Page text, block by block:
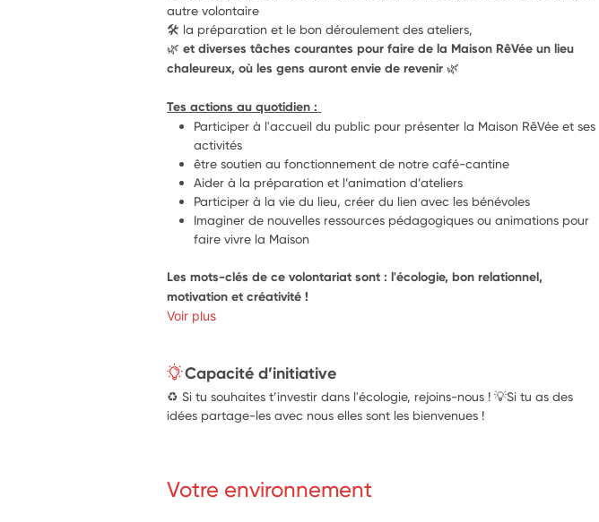
autre volontaire
🛠️ la préparation et le bon déroulement des ateliers,
🌿 et diverses tâches courantes pour faire de la Maison RêVée un lieu
chaleureux, où les gens auront envie de revenir 🌿
Participer à l'accueil du public pour présenter la Maison RêVée et ses
activités
être soutien au fonctionnement de notre café-cantine
Aider à la préparation et l’animation d’ateliers
Participer à la vie du lieu, créer du lien avec les bénévoles
Imaginer de nouvelles ressources pédagogiques ou animations pour
faire vivre la Maison
Les mots-clés de ce volontariat sont : l'écologie, bon relationnel,
motivation et créativité !
Voir plus
Capacité d’initiative
♻️ Si tu souhaites t’investir dans l'écologie, rejoins-nous ! 💡Si tu as des
idées partage-les avec nous elles sont les bienvenues !
Votre environnement